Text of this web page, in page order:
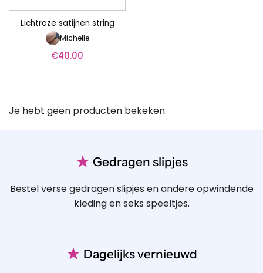
Lichtroze satijnen string
Michelle
€40.00
Je hebt geen producten bekeken.
★ Gedragen slipjes
Bestel verse gedragen slipjes en andere opwindende
kleding en seks speeltjes.
★ Dagelijks vernieuwd